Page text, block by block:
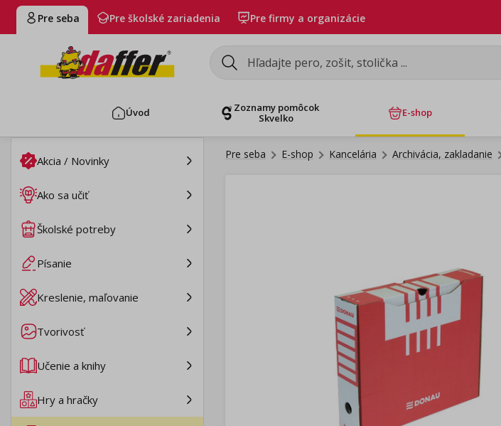
Pre seba Pre školské zariadenia Pre firmy a organizácie
Úvod
Zoznamy pomôcok
Skvelko
E-shop
Akcia / Novinky
Ako sa učiť
Školské potreby
Písanie
Kreslenie, maľovanie
Tvorivosť
Učenie a knihy
Hry a hračky
Pre seba E-shop Kancelária Archivácia, zakladanie